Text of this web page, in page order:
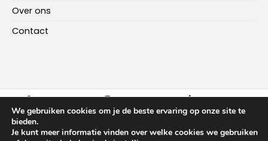
Over ons
Contact
FACEBOOK INSTAGRAM LINKEDIN
We gebruiken cookies om je de beste ervaring op onze site te
bieden.
Je kunt meer informatie vinden over welke cookies we gebruiken